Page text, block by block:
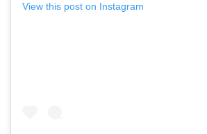
View this post on Instagram